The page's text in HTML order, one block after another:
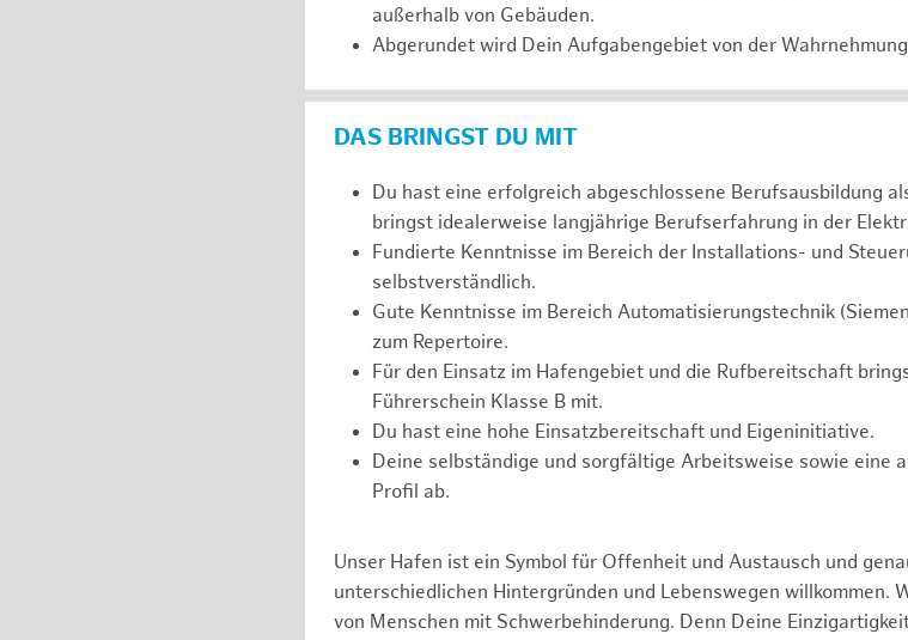
außerhalb von Gebäuden.
Abgerundet wird Dein Aufgabengebiet von der
DAS BRINGST DU MIT
Du hast eine erfolgreich abgeschlossene Berufsausbildung
bringst idealerweise langjährige Berufserfahrung in der
Fundierte Kenntnisse im Bereich der Installations- und
selbstverständlich.
Gute Kenntnisse im Bereich Automatisierungstechnik
zum Repertoire.
Für den Einsatz im Hafengebiet und die Rufbereitschaft
Führerschein Klasse B mit.
Du hast eine hohe Einsatzbereitschaft und Eigeninitiative.
Deine selbständige und sorgfältige Arbeitsweise sowie eine
Profil ab.
Unser Hafen ist ein Symbol für Offenheit und Austausch und
unterschiedlichen Hintergründen und Lebenswegen willkommen.
von Menschen mit Schwerbehinderung. Denn Deine